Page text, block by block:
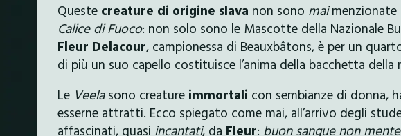
Queste creature di origine slava non sono maimenzionate
Calice di Fuoco: non solo sono le Mascotte della Nazionale
Fleur Delacour, campionessa di Beauxbâtons, è per un
di più un suo capello costituisce l’anima della bacchetta della
Le Veelasono creature immortali con sembianze di donna,
esserne attratti. Ecco spiegato come mai, all’arrivo degli
affascinati, quasi incantati, da Fleur: buon sangue non mente